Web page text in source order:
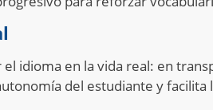
idioma en la vida real: en
del estudiante y facilita